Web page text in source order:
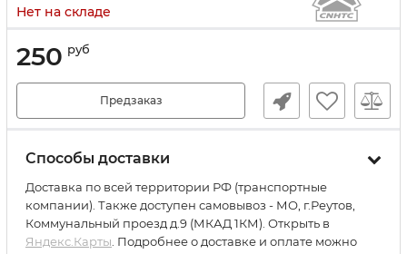
Нет на складе
250 руб
Предзаказ
Способы доставки
Доставка по всей территории РФ (транспортные
компании). Также доступен самовывоз - МО, г.Реутов,
Коммунальный проезд д.9 (МКАД 1КМ). Открыть в
Яндекс.Карты . Подробнее о доставке и оплате можно